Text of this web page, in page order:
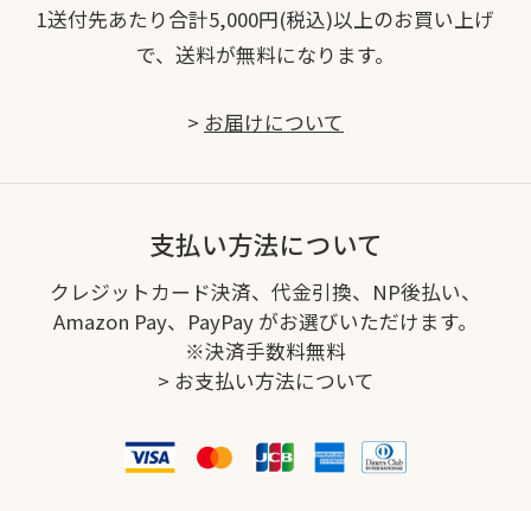
1送付先あたり合計5,000円(税込)以上のお買い上げ
で、送料が無料になります。
> お届けについて
支払い方法について
クレジットカード決済、代金引換、NP後払い、
Amazon Pay、PayPay がお選びいただけます。
※決済手数料無料
> お支払い方法について